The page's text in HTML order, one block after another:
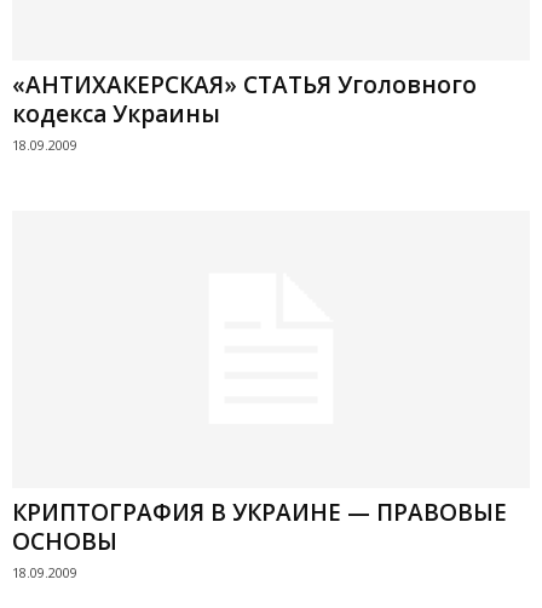
«АНТИХАКЕРСКАЯ» СТАТЬЯ Уголовного
кодекса Украины
18.09.2009
КРИПТОГРАФИЯ В УКРАИНЕ — ПРАВОВЫЕ
ОСНОВЫ
18.09.2009